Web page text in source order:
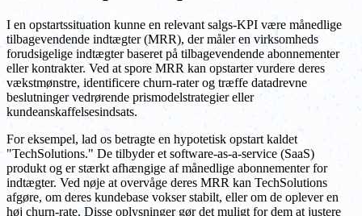
I en opstartssituation kunne en relevant salgs-KPI være månedlige
tilbagevendende indtægter (MRR), der måler en virksomheds
forudsigelige indtægter baseret på tilbagevendende abonnementer
eller kontrakter. Ved at spore MRR kan opstarter vurdere deres
vækstmønstre, identificere churn-rater og træffe datadrevne
beslutninger vedrørende prismodelstrategier eller
kundeanskaffelsesindsats.
For eksempel, lad os betragte en hypotetisk opstart kaldet
"TechSolutions." De tilbyder et software-as-a-service (SaaS)
produkt og er stærkt afhængige af månedlige abonnementer for
indtægter. Ved nøje at overvåge deres MRR kan TechSolutions
afgøre, om deres kundebase vokser stabilt, eller om de oplever en
høj churn-rate. Disse oplysninger gør det muligt for dem at justere